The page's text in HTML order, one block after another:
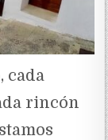
cada
rincón